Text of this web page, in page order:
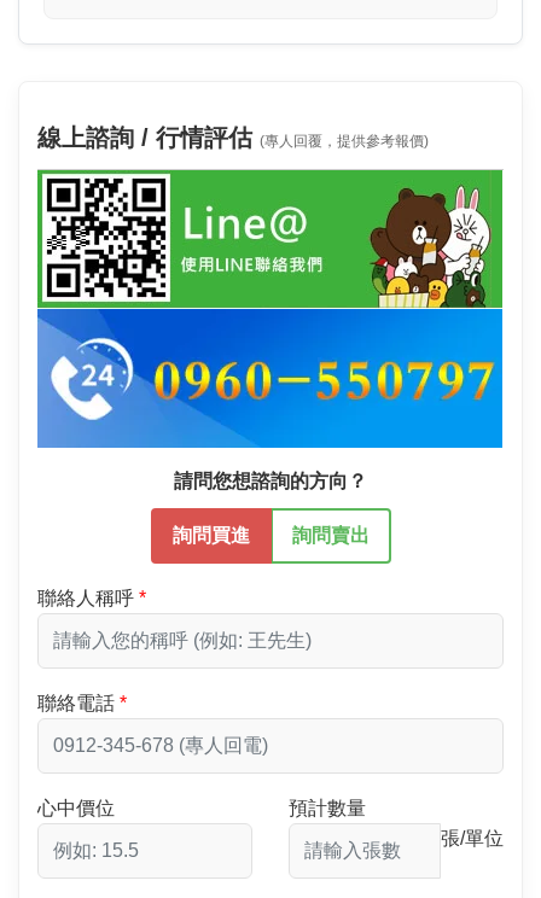
線上諮詢 / 行情評估 (專人回覆，提供參考報價)
請問您想諮詢的方向？
詢問買進 詢問賣出
聯絡人稱呼
聯絡電話
心中價位
預計數量
張/單位